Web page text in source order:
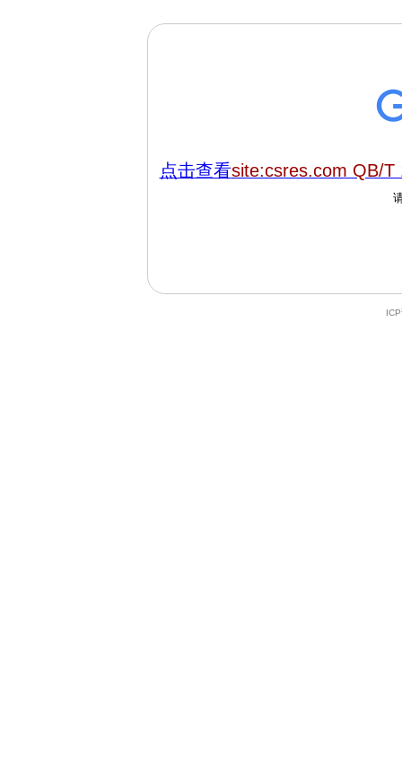
点击查看site:csres.com QB/T